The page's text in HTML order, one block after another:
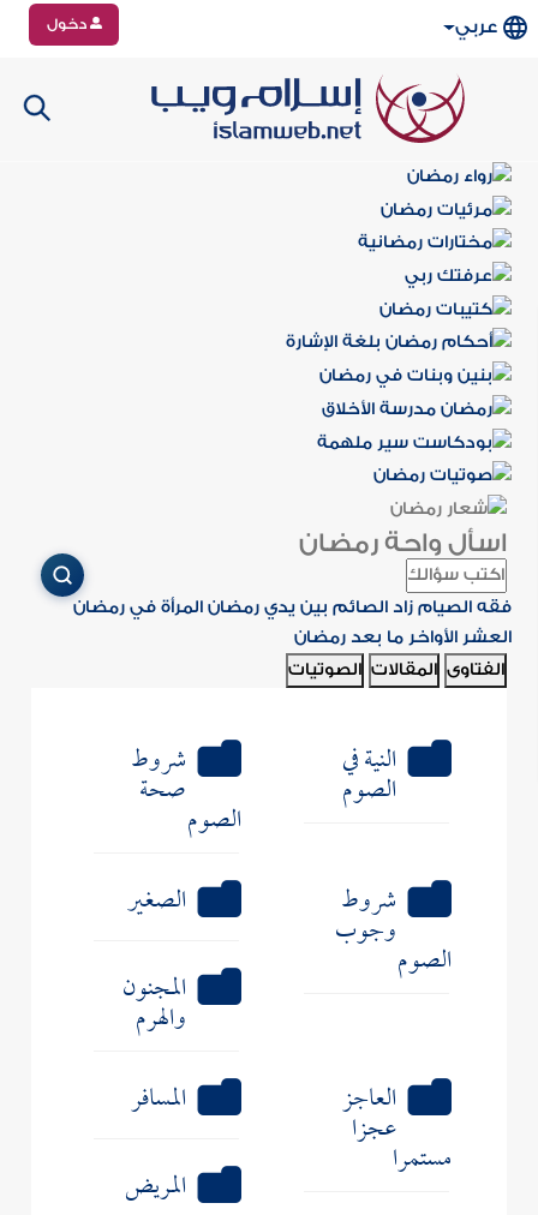
عربي دخول
اسأل واحة رمضان
فقه الصيام زاد الصائم بين يدي رمضان المرأة في رمضان
العشر الأواخر ما بعد رمضان
الفتاوى المقالات الصوتيات
النية في
الصوم
شروط
صحة
الصوم
شروط
وجوب
الصوم
الصغير
المجنون
والهرم
العاجز
عجزا
مستمرا
المسافر
المريض